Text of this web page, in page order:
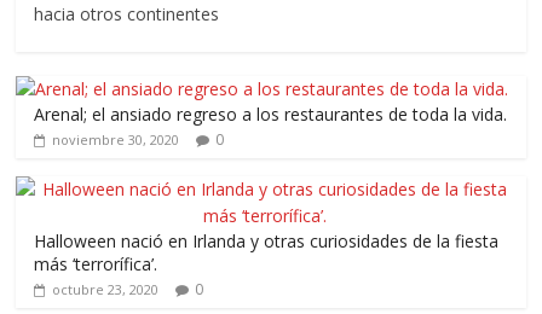
hacia otros continentes
Arenal; el ansiado regreso a los restaurantes de toda la vida.
noviembre 30, 2020 0
Halloween nació en Irlanda y otras curiosidades de la fiesta
más ‘terrorífica’.
octubre 23, 2020 0